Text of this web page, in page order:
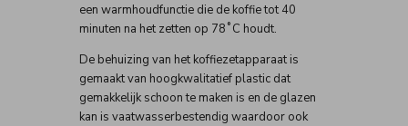
een warmhoudfunctie die de koffie tot 40
minuten na het zetten op 78˚C houdt.
De behuizing van het koffiezetapparaat is
gemaakt van hoogkwalitatief plastic dat
gemakkelijk schoon te maken is en de glazen
kan is vaatwasserbestendig waardoor ook